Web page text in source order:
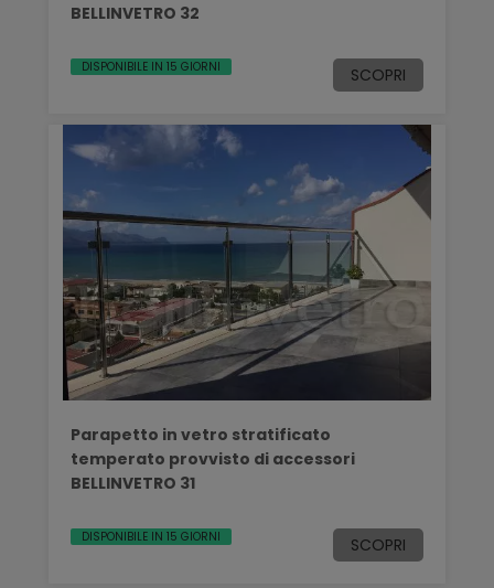
BELLINVETRO 32
DISPONIBILE IN 15 GIORNI SCOPRI
Parapetto in vetro stratificato
temperato provvisto di accessori
BELLINVETRO 31
DISPONIBILE IN 15 GIORNI SCOPRI